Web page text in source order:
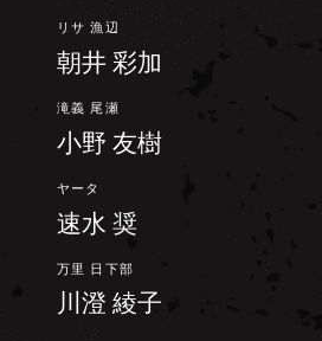
リサ 漁辺
朝井 彩加
滝義 尾瀬
小野 友樹
ヤータ
速水 奨
万里 日下部
川澄 綾子